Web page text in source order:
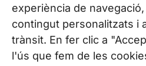
experiència de
contingut personalitzats i
trànsit. En fer clic a
l'ús que fem de les
CONTACTA’NS
Tel. (+34) 937 882 300